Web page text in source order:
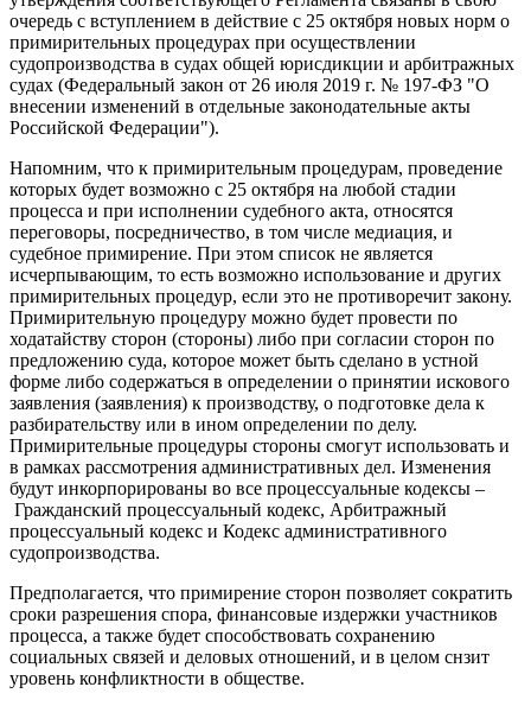
очередь с вступлением в действие с 25 октября новых норм о
примирительных процедурах при осуществлении
судопроизводства в судах общей юрисдикции и арбитражных
судах (Федеральный закон от 26 июля 2019 г. № 197-ФЗ "О
внесении изменений в отдельные законодательные акты
Российской Федерации").
Напомним, что к примирительным процедурам, проведение
которых будет возможно с 25 октября на любой стадии
процесса и при исполнении судебного акта, относятся
переговоры, посредничество, в том числе медиация, и
судебное примирение. При этом список не является
исчерпывающим, то есть возможно использование и других
примирительных процедур, если это не противоречит закону.
Примирительную процедуру можно будет провести по
ходатайству сторон (стороны) либо при согласии сторон по
предложению суда, которое может быть сделано в устной
форме либо содержаться в определении о принятии искового
заявления (заявления) к производству, о подготовке дела к
разбирательству или в ином определении по делу.
Примирительные процедуры стороны смогут использовать и
в рамках рассмотрения административных дел. Изменения
будут инкорпорированы во все процессуальные кодексы –
Гражданский процессуальный кодекс, Арбитражный
процессуальный кодекс и Кодекс административного
судопроизводства.
Предполагается, что примирение сторон позволяет сократить
сроки разрешения спора, финансовые издержки участников
процесса, а также будет способствовать сохранению
социальных связей и деловых отношений, и в целом снзит
уровень конфликтности в обществе.